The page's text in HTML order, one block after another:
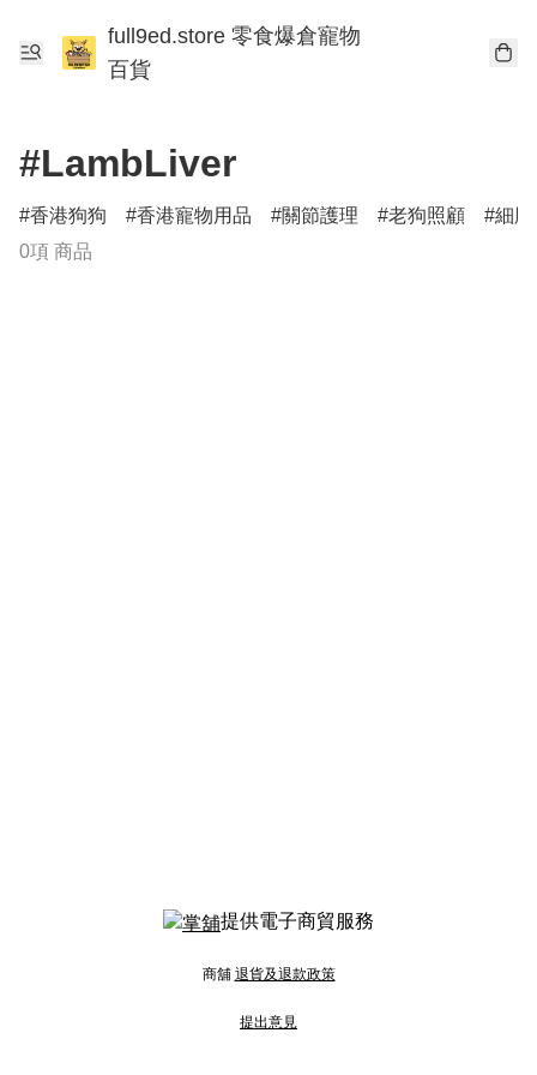
full9ed.store 零食爆倉寵物
百貨
#LambLiver
香港狗狗 香港寵物用品 關節護理 老狗照顧
細
0項 商品
提供電子商貿服務
商舖 退貨及退款政策
提出意見